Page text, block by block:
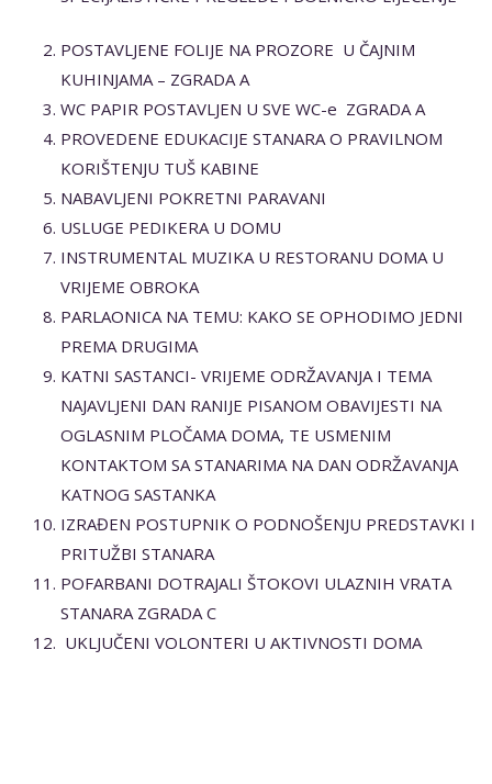
POSTAVLJENE FOLIJE NA PROZORE U ČAJNIM
KUHINJAMA – ZGRADA A
WC PAPIR POSTAVLJEN U SVE WC-e ZGRADA A
PROVEDENE EDUKACIJE STANARA O PRAVILNOM
KORIŠTENJU TUŠ KABINE
NABAVLJENI POKRETNI PARAVANI
USLUGE PEDIKERA U DOMU
INSTRUMENTAL MUZIKA U RESTORANU DOMA U
VRIJEME OBROKA
PARLAONICA NA TEMU: KAKO SE OPHODIMO JEDNI
PREMA DRUGIMA
KATNI SASTANCI- VRIJEME ODRŽAVANJA I TEMA
NAJAVLJENI DAN RANIJE PISANOM OBAVIJESTI NA
OGLASNIM PLOČAMA DOMA, TE USMENIM
KONTAKTOM SA STANARIMA NA DAN ODRŽAVANJA
KATNOG SASTANKA
IZRAĐEN POSTUPNIK O PODNOŠENJU PREDSTAVKI I
PRITUŽBI STANARA
POFARBANI DOTRAJALI ŠTOKOVI ULAZNIH VRATA
STANARA ZGRADA C
UKLJUČENI VOLONTERI U AKTIVNOSTI DOMA